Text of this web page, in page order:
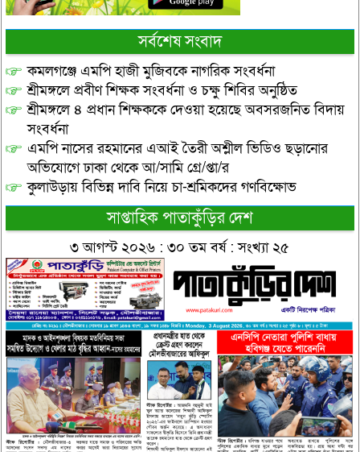
সর্বশেষ সংবাদ
কমলগঞ্জে এমপি হাজী মুজিবকে নাগরিক সংবর্ধনা
শ্রীমঙ্গলে প্রবীণ শিক্ষক সংবর্ধনা ও চক্ষু শিবির অনুষ্ঠিত
শ্রীমঙ্গলে ৪ প্রধান শিক্ষককে দেওয়া হয়েছে অবসরজনিত বিদায়
সংবর্ধনা
এমপি নাসের রহমানের এআই তৈরী অশ্লীল ভিডিও ছড়ানোর
অভিযোগে ঢাকা থেকে আ/সামি গ্রে/প্তা/র
কুলাউড়ায় বিভিন্ন দাবি নিয়ে চা-শ্রমিকদের গণবিক্ষোভ
সাপ্তাহিক পাতাকুঁড়ির দেশ
৩ আগস্ট ২০২৬ : ৩০ তম বর্ষ : সংখ্যা ২৫